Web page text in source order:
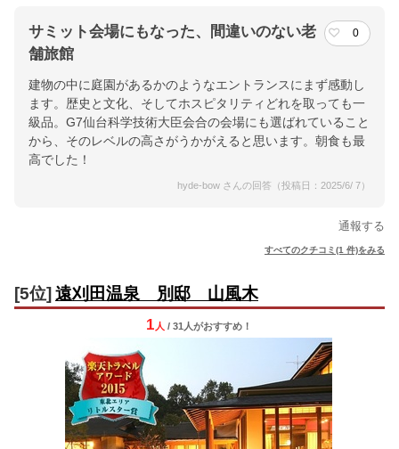
サミット会場にもなった、間違いのない老
舗旅館
0
建物の中に庭園があるかのようなエントランスにまず感動し
ます。歴史と文化、そしてホスピタリティどれを取っても一
級品。G7仙台科学技術大臣会合の会場にも選ばれていること
から、そのレベルの高さがうかがえると思います。朝食も最
高でした！
hyde-bow さんの回答（投稿日：2025/6/ 7）
通報する
すべてのクチコミ(1 件)をみる
[5位] 遠刈田温泉 別邸 山風木
1 人 / 31人がおすすめ！